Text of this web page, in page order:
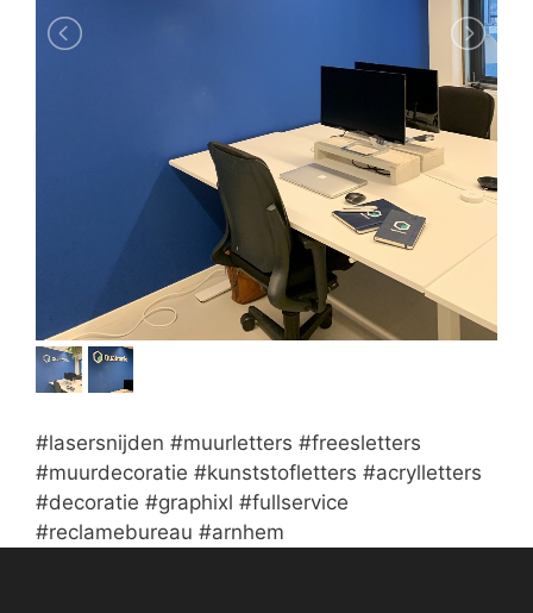
#lasersnijden #muurletters #freesletters
#muurdecoratie #kunststofletters #acrylletters
#decoratie #graphixl #fullservice
#reclamebureau #arnhem